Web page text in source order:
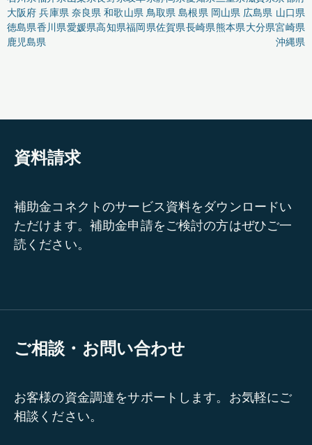
大阪府 兵庫県 奈良県 和歌山県 鳥取県 島根県 岡山県 広島県 山口県
徳島県香川県愛媛県高知県福岡県佐賀県長崎県熊本県大分県宮崎県
鹿児島県
沖縄県
資料請求
補助金コネクトのサービス資料をダウンロードい
ただけます。補助金申請をご検討の方はぜひご一
読ください。
ご相談・お問い合わせ
お客様の資金調達をサポートします。お気軽にご
相談ください。